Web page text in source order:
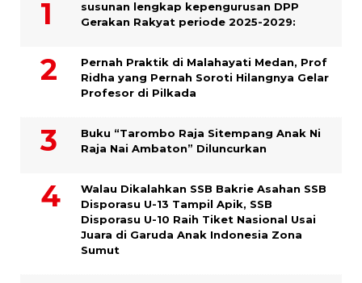
susunan lengkap kepengurusan DPP
Gerakan Rakyat periode 2025-2029:
Pernah Praktik di Malahayati Medan, Prof
Ridha yang Pernah Soroti Hilangnya Gelar
Profesor di Pilkada
Buku “Tarombo Raja Sitempang Anak Ni
Raja Nai Ambaton” Diluncurkan
Walau Dikalahkan SSB Bakrie Asahan SSB
Disporasu U-13 Tampil Apik, SSB
Disporasu U-10 Raih Tiket Nasional Usai
Juara di Garuda Anak Indonesia Zona
Sumut